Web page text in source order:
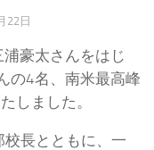
22日
豪太さんをはじ
の4名、南米最高峰
しました。
校長とともに、一